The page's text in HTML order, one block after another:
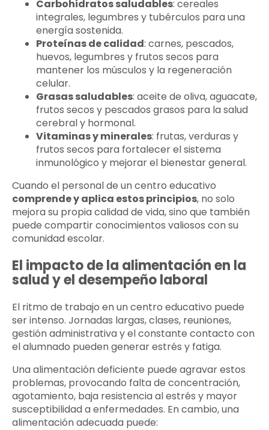
Carbohidratos saludables: cereales
integrales, legumbres y tubérculos para una
energía sostenida.
Proteínas de calidad: carnes, pescados,
huevos, legumbres y frutos secos para
mantener los músculos y la regeneración
celular.
Grasas saludables: aceite de oliva, aguacate,
frutos secos y pescados grasos para la salud
cerebral y hormonal.
Vitaminas y minerales: frutas, verduras y
frutos secos para fortalecer el sistema
inmunológico y mejorar el bienestar general.
Cuando el personal de un centro educativo
comprende y aplica estos principios, no solo
mejora su propia calidad de vida, sino que también
puede compartir conocimientos valiosos con su
comunidad escolar.
El impacto de la alimentación en la
salud y el desempeño laboral
El ritmo de trabajo en un centro educativo puede
ser intenso. Jornadas largas, clases, reuniones,
gestión administrativa y el constante contacto con
el alumnado pueden generar estrés y fatiga.
Una alimentación deficiente puede agravar estos
problemas, provocando falta de concentración,
agotamiento, baja resistencia al estrés y mayor
susceptibilidad a enfermedades. En cambio, una
alimentación adecuada puede: